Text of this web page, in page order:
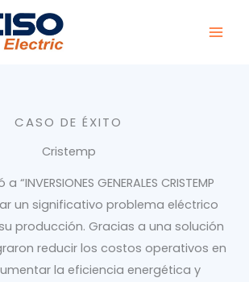
CASO DE ÉXITO
Cristemp
GENERALES CRISTEMP
un significativo problema eléctrico
producción. Gracias a una solución
reducir los costos operativos en
la eficiencia energética y